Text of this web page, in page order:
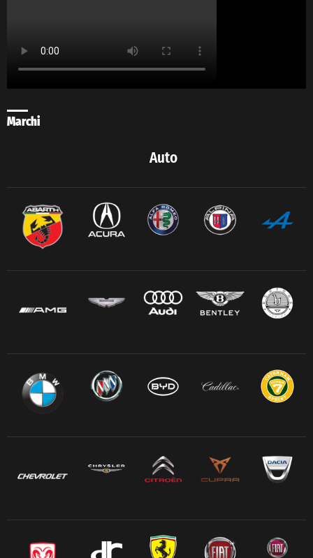
Marchi
Auto